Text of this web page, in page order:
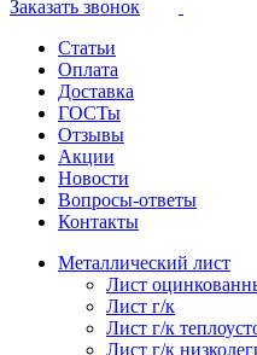
Заказать звонок
Статьи
Оплата
Доставка
ГОСТы
Отзывы
Акции
Новости
Вопросы-ответы
Контакты
Металлический лист
Лист
Лист г/к
Лист г/к
Лист г/к